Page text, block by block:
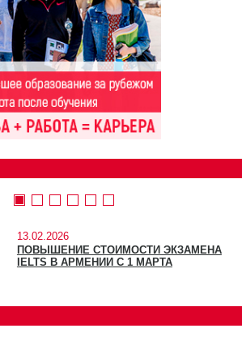
13.02.2026
ПОВЫШЕНИЕ СТОИМОСТИ ЭКЗАМЕНА
IELTS В АРМЕНИИ С 1 МАРТА